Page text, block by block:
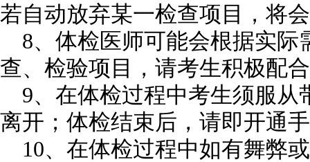
若自动放弃某一检查项目，将
8、体检医师可能会根据实际
查、检验项目，请考生积极配
9、在体检过程中考生须服
离开；体检结束后，请即开通
10、在体检过程中如有舞弊